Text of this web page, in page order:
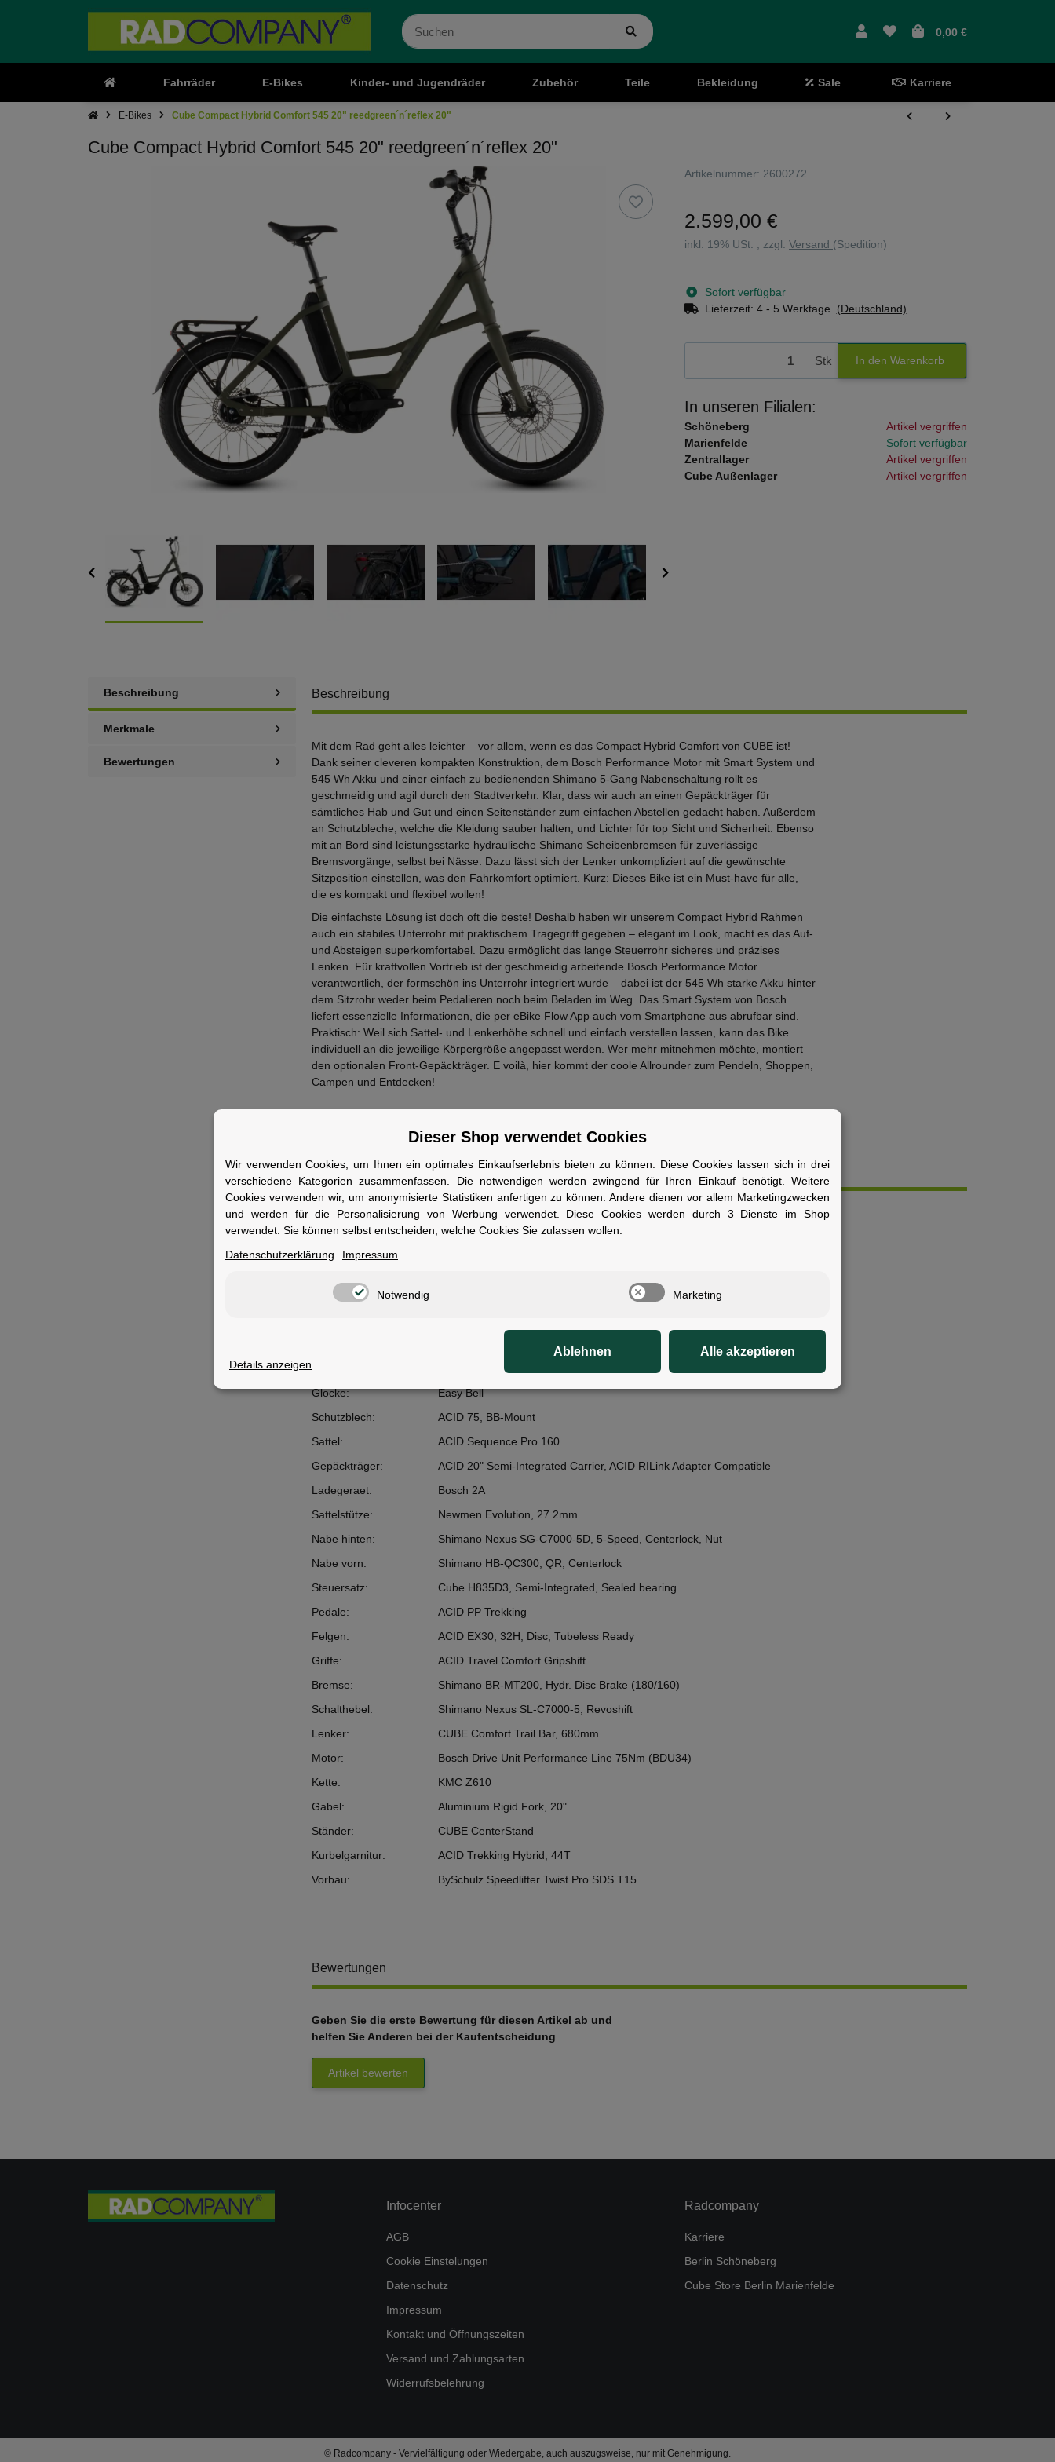
0,00 €
Fahrräder E-Bikes Kinder- und Jugendräder Zubehör Teile Bekleidung Sale Karriere
E-Bikes Cube Compact Hybrid Comfort 545 20" reedgreen´n´reflex 20"
Cube Compact Hybrid Comfort 545 20" reedgreen´n´reflex 20"
Artikelnummer: 2600272
2.599,00 €
inkl. 19% USt. , zzgl. Versand (Spedition)
Sofort verfügbar
Lieferzeit: 4 - 5 Werktage (Deutschland)
Stk In den Warenkorb
In unseren Filialen:
Schöneberg
Artikel vergriffen
Marienfelde
Sofort verfügbar
Zentrallager
Artikel vergriffen
Cube Außenlager
Artikel vergriffen
Beschreibung
Merkmale
Bewertungen
Beschreibung
Mit dem Rad geht alles leichter – vor allem, wenn es das Compact Hybrid Comfort von CUBE ist!
Dank seiner cleveren kompakten Konstruktion, dem Bosch Performance Motor mit Smart System und
545 Wh Akku und einer einfach zu bedienenden Shimano 5-Gang Nabenschaltung rollt es
geschmeidig und agil durch den Stadtverkehr. Klar, dass wir auch an einen Gepäckträger für
sämtliches Hab und Gut und einen Seitenständer zum einfachen Abstellen gedacht haben. Außerdem
an Schutzbleche, welche die Kleidung sauber halten, und Lichter für top Sicht und Sicherheit. Ebenso
mit an Bord sind leistungsstarke hydraulische Shimano Scheibenbremsen für zuverlässige
Bremsvorgänge, selbst bei Nässe. Dazu lässt sich der Lenker unkompliziert auf die gewünschte
Sitzposition einstellen, was den Fahrkomfort optimiert. Kurz: Dieses Bike ist ein Must-have für alle,
die es kompakt und flexibel wollen!
Die einfachste Lösung ist doch oft die beste! Deshalb haben wir unserem Compact Hybrid Rahmen
auch ein stabiles Unterrohr mit praktischem Tragegriff gegeben – elegant im Look, macht es das Auf-
und Absteigen superkomfortabel. Dazu ermöglicht das lange Steuerrohr sicheres und präzises
Lenken. Für kraftvollen Vortrieb ist der geschmeidig arbeitende Bosch Performance Motor
verantwortlich, der formschön ins Unterrohr integriert wurde – dabei ist der 545 Wh starke Akku hinter
dem Sitzrohr weder beim Pedalieren noch beim Beladen im Weg. Das Smart System von Bosch
liefert essenzielle Informationen, die per eBike Flow App auch vom Smartphone aus abrufbar sind.
Praktisch: Weil sich Sattel- und Lenkerhöhe schnell und einfach verstellen lassen, kann das Bike
individuell an die jeweilige Körpergröße angepasst werden. Wer mehr mitnehmen möchte, montiert
den optionalen Front-Gepäckträger. E voilà, hier kommt der coole Allrounder zum Pendeln, Shoppen,
Campen und Entdecken!
Merkmale
Remote:
Bosch Purion 200 with Integrated Display
Schwalbe Super Moto-X, Double Defense, 62-406
Shimano Nexus CS-C7000, 24T
Glocke:
Easy Bell
Schutzblech:
ACID 75, BB-Mount
Sattel:
ACID Sequence Pro 160
Gepäckträger:
ACID 20" Semi-Integrated Carrier, ACID RILink Adapter Compatible
Ladegeraet:
Bosch 2A
Sattelstütze:
Newmen Evolution, 27.2mm
Nabe hinten:
Shimano Nexus SG-C7000-5D, 5-Speed, Centerlock, Nut
Nabe vorn:
Shimano HB-QC300, QR, Centerlock
Steuersatz:
Cube H835D3, Semi-Integrated, Sealed bearing
Pedale:
ACID PP Trekking
Felgen:
ACID EX30, 32H, Disc, Tubeless Ready
Griffe:
ACID Travel Comfort Gripshift
Bremse:
Shimano BR-MT200, Hydr. Disc Brake (180/160)
Schalthebel:
Shimano Nexus SL-C7000-5, Revoshift
Lenker:
CUBE Comfort Trail Bar, 680mm
Motor:
Bosch Drive Unit Performance Line 75Nm (BDU34)
Kette:
KMC Z610
Gabel:
Aluminium Rigid Fork, 20"
Ständer:
CUBE CenterStand
Kurbelgarnitur:
ACID Trekking Hybrid, 44T
Vorbau:
BySchulz Speedlifter Twist Pro SDS T15
Bewertungen
Geben Sie die erste Bewertung für diesen Artikel ab und
helfen Sie Anderen bei der Kaufentscheidung
Artikel bewerten
Infocenter
AGB
Cookie Einstelungen
Datenschutz
Impressum
Kontakt und Öffnungszeiten
Versand und Zahlungsarten
Widerrufsbelehrung
Radcompany
Karriere
Berlin Schöneberg
Cube Store Berlin Marienfelde
© Radcompany - Vervielfältigung oder Wiedergabe, auch auszugsweise, nur mit Genehmigung.
Dieser Shop verwendet Cookies
Wir verwenden Cookies, um Ihnen ein optimales Einkaufserlebnis bieten zu können. Diese Cookies lassen sich in drei
verschiedene Kategorien zusammenfassen. Die notwendigen werden zwingend für Ihren Einkauf benötigt. Weitere
Cookies verwenden wir, um anonymisierte Statistiken anfertigen zu können. Andere dienen vor allem Marketingzwecken
und werden für die Personalisierung von Werbung verwendet. Diese Cookies werden durch 3 Dienste im Shop
verwendet. Sie können selbst entscheiden, welche Cookies Sie zulassen wollen.
Datenschutzerklärung
Impressum
Notwendig Marketing
Details anzeigen
Ablehnen Alle akzeptieren